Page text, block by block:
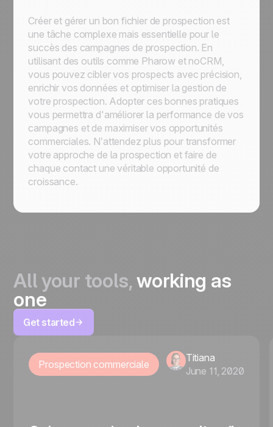
Créer et gérer un bon fichier de prospection est
une tâche complexe mais essentielle pour le
succès des campagnes de prospection. En
utilisant des outils comme Pharow et noCRM,
vous pouvez cibler vos prospects avec précision,
enrichir vos données et optimiser la gestion de
votre prospection. Adopter ces bonnes pratiques
vous permettra d'améliorer la performance de vos
campagnes et de maximiser vos opportunités
commerciales. N’attendez plus pour transformer
votre approche de la prospection et faire de
chaque contact une véritable opportunité de
croissance.
All your tools,working as
one
Get started
Prospection commerciale
Titiana
June 11, 2020